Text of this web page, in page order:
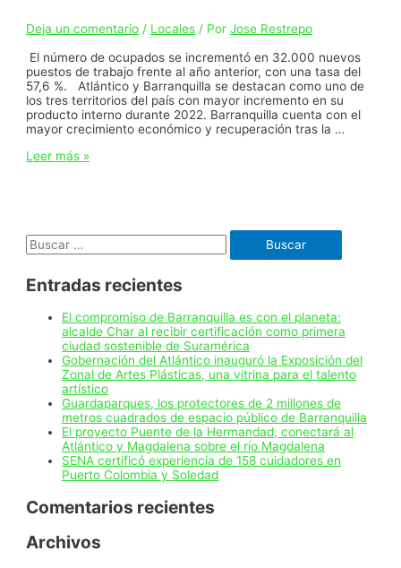
Deja un comentario / Locales / PorJose Restrepo
El número de ocupados se incrementó en 32.000 nuevos
puestos de trabajo frente al año anterior, con una tasa del
57,6 %. Atlántico y Barranquilla se destacan como uno de
los tres territorios del país con mayor incremento en su
producto interno durante 2022. Barranquilla cuenta con el
mayor crecimiento económico y recuperación tras la …
Barranquilla
tiene
el
crecimiento
indicadores
Leer más »
Buscar:
Entradas recientes
El compromiso de Barranquilla es con el planeta:
alcalde Char al recibir certificación como primera
ciudad sostenible de Suramérica
Gobernación del Atlántico inauguró la Exposición del
Zonal de Artes Plásticas, una vitrina para el talento
artístico
Guardaparques, los protectores de 2 millones de
metros cuadrados de espacio público de Barranquilla
El proyecto Puente de la Hermandad, conectará al
Atlántico y Magdalena sobre el río Magdalena
SENA certificó experiencia de 158 cuidadores en
Puerto Colombia y Soledad
Comentarios recientes
Archivos